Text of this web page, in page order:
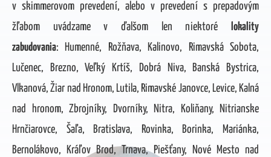
v skimmerovom prevedení, alebo v prevedení s prepadovým
žľabom uvádzame v ďalšom len niektoré
lokality
zabudovania: Humenné, Rožňava, Kalinovo, Rimavská Sobota,
Lučenec, Brezno, Veľký Krtíš, Dobrá Niva, Banská Bystrica,
Vlkanová, Žiar nad Hronom, Lutila, Rimavské Janovce, Levice, Kalná
nad hronom, Zbrojníky, Dvorníky, Nitra, Koliňany, Nitrianske
Hrnčiarovce, Šaľa, Bratislava, Rovinka, Borinka, Mariánka,
Bernolákovo, Kráľov Brod, Trnava, Piešťany, Nové Mesto nad